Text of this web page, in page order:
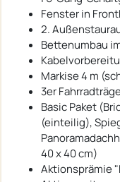
Fenster in
2.
Bettenumbau
Markise 4 m
3er
Basic Paket
(einteilig),
40 x 40 cm)
Aktionsprämie